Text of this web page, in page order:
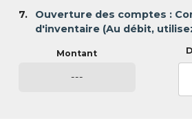
7.
Ouverture des comptes :
d'inventaire (Au débit,
---